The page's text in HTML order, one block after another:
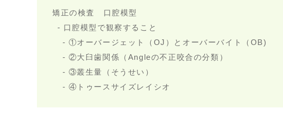
矯正の検査 口腔模型
口腔模型で観察すること
①オーバージェット（OJ）とオーバーバイト（OB)
②大臼歯関係（Angleの不正咬合の分類）
③叢生量（そうせい）
④トゥースサイズレイシオ